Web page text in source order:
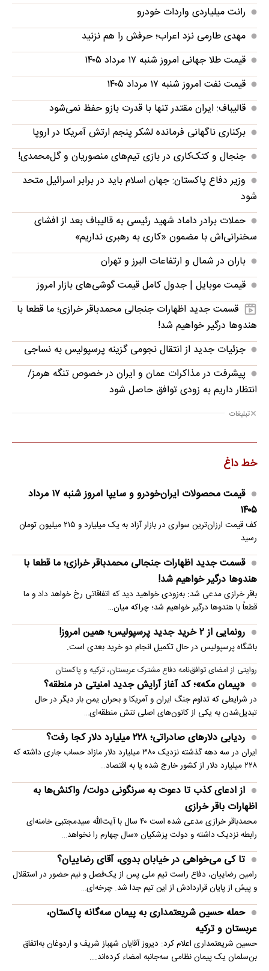
رانت میلیاردی واردات خودرو
مهدی طارمی نزد اعراب؛ حرفش را هم نزنید
قیمت طلا جهانی امروز شنبه ۱۷ مرداد ۱۴۰۵
قیمت نفت امروز شنبه ۱۷ مرداد ۱۴۰۵
قالیباف: ایران مقتدر تنها با قدرت بازو حفظ نمی‌شود
برکناری ناگهانی فرمانده لشکر پنجم ارتش آمریکا در اروپا
جنجال و کتک‌کاری در بازی تیم‌های منصوریان و گل‌محمدی!
وزیر دفاع پاکستان: جهان اسلام باید در برابر اسرائیل متحد
شود
حملات برادر داماد شهید رئیسی به قالیباف بعد از افشای
سخنرانی‌اش با مضمون «کاری به رهبری نداریم»
باران در شمال و ارتفاعات البرز و تهران
قیمت موبایل‌ | جدول کامل قیمت گوشی‌های بازار امروز
قسمت جدید اظهارات جنجالی محمدباقر خرازی؛ ما قطعا با
هندوها درگیر خواهیم شد!
جزئیات جدید از انتقال نجومی گزینه پرسپولیس به نساجی
پیشرفت در مذاکرات عمان و ایران در خصوص تنگه هرمز/
انتظار داریم به زودی توافق حاصل شود
تبلیغات
خط داغ
قیمت محصولات ایران‌خودرو و سایپا امروز شنبه ۱۷ مرداد
۱۴۰۵
کف قیمت ارزان‌ترین سواری در بازار آزاد به یک میلیارد و ۲۱۵ میلیون تومان
رسید
قسمت جدید اظهارات جنجالی محمدباقر خرازی؛ ما قطعا با
هندوها درگیر خواهیم شد!
باقر خرازی مدعی شد: به‌زودی خواهید دید که اتفاقاتی رخ خواهد داد و ما
قطعاً با هندوها درگیر خواهیم شد؛ چراکه میان…
رونمایی از ۲ خرید جدید پرسپولیس؛ همین امروز!
باشگاه پرسپولیس در حال تکمیل انجام دو خرید بعدی است.
روایتی از امضای توافق‌نامه دفاع مشترک عربستان، ترکیه و پاکستان
«پیمان مکه»؛ کد آغاز آرایش جدید امنیتی در منطقه؟
در شرایطی که تداوم جنگ ایران و آمریکا و بحران یمن بار دیگر در حال
تبدیل‌شدن به یکی از کانون‌های اصلی تنش منطقه‌ای…
ردیابی دلارهای صادراتی؛ ۲۲۸ میلیارد دلار کجا رفت؟
ایران در سه دهه گذشته نزدیک ۳۸۰ میلیارد دلار مازاد حساب جاری داشته که
۲۲۸ میلیارد دلار از کشور خارج شده یا به اقتصاد…
از ادعای کذب تا دعوت به سرنگونی دولت/ واکنش‌ها به
اظهارات باقر خرازی‌
محمدباقر خرازی مدعی شده است ۴۰ سال با آیت‌الله سیدمجتبی خامنه‌ای
رابطه نزدیک داشته و دولت پزشکیان «سال چهارم را نخواهد…
تا کی می‌خواهی در خیابان بدوی، آقای رضاییان؟
رامین رضاییان، دفاع راست تیم ملی پس از یک‌فصل و نیم حضور در استقلال
و پیش از پایان قراردادش از این تیم جدا شد. چرخه‌ای…
حمله حسین شریعتمداری به پیمان سه‌گانه پاکستان،
عربستان و ترکیه
حسین شریعتمداری اعلام کرد: دیروز آقایان شهباز شریف و اردوغان به‌اتفاق
بن‌سلمان یک پیمان نظامی سه‌جانبه امضاء کرده‌اند.…